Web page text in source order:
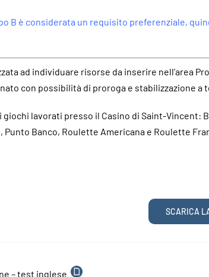
B è considerata un requisito preferenziale,
ad individuare risorse da inserire nell’area
con possibilità di proroga e stabilizzazione a
lavorati presso il Casino di Saint-Vincent:
Punto Banco, Roulette Americana e Roulette
SCARICA
– test inglese o